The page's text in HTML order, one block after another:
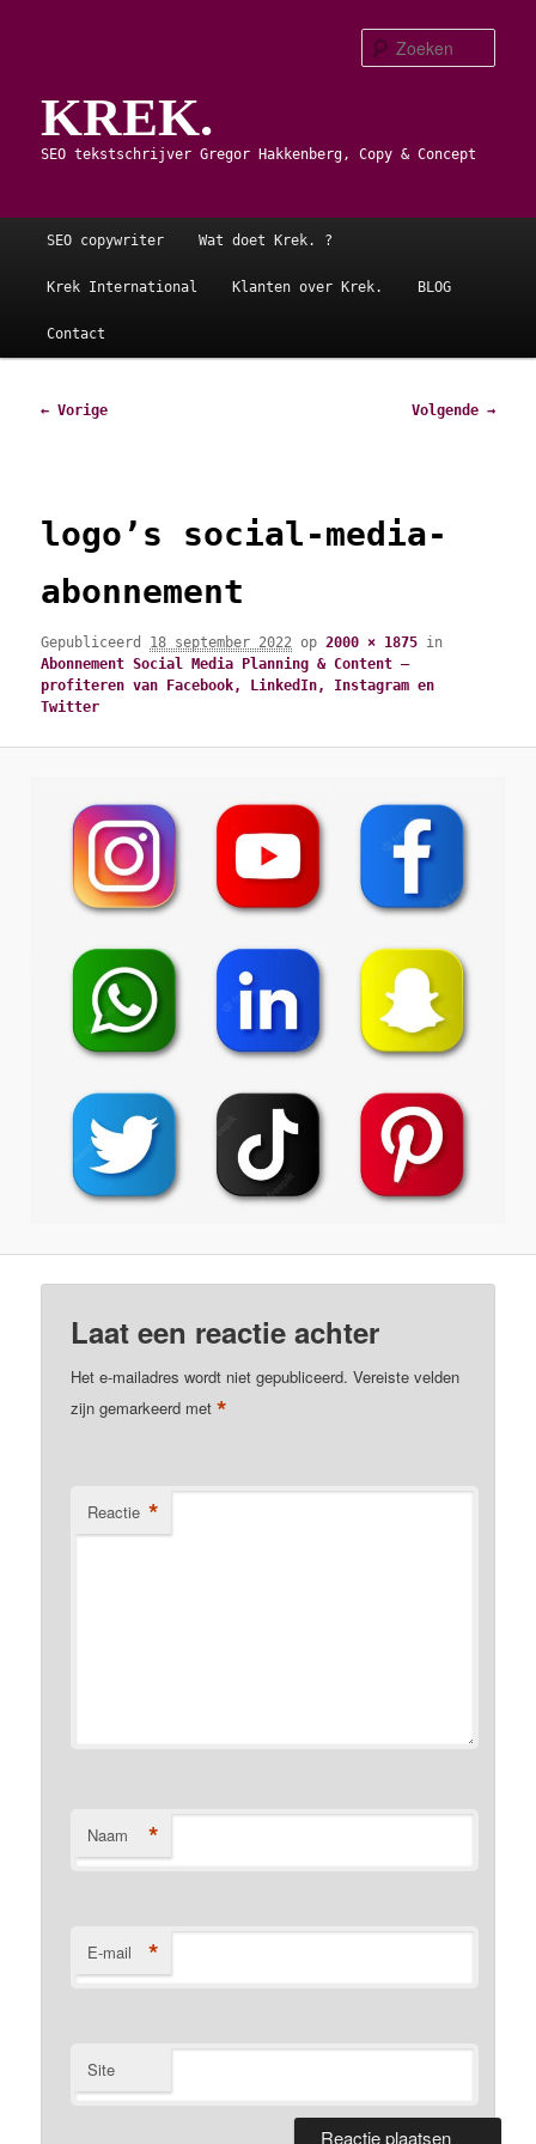
primaire
inhoudKREK.
SEO tekstschrijver Gregor Hakkenberg, Copy & Concept
Hoofdmenu
SEO copywriter Wat doet Krek. ?
Krek International Klanten over Krek. BLOG
Contact
Afbeeldingsnavigatie
← Vorige Volgende →
logo’s social-media-
abonnement
Gepubliceerd 18 september 2022 op2000 × 1875 in
Abonnement Social Media Planning & Content –
profiteren van Facebook, LinkedIn, Instagram en
Twitter
Laat een reactie achter
Het e-mailadres wordt niet gepubliceerd. Vereiste velden
zijn gemarkeerd met*
Reactie *
Naam *
E-mail *
Site